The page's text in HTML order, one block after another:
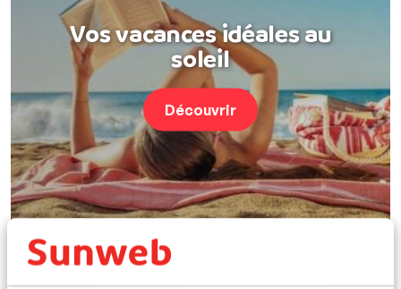
Vos vacances idéales au
soleil
Découvrir